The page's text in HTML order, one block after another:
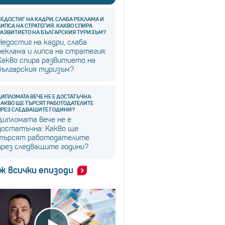
НА КАДРИ, СЛАБА РЕКЛАМА И
НА СТРАТЕГИЯ: КАКВО СПИРА
НА БЪЛГАРСКИЯ ТУРИЗЪМ?
на кадри, слаба
и липса на стратегия:
спира развитието на
туризъм?
ВЕЧЕ НЕ Е ДОСТАТЪЧНА:
ЩЕ ТЪРСЯТ РАБОТОДАТЕЛИТЕ
СЛЕДВАЩИТЕ ГОДИНИ?
вече не е
Какво ще
работодателите
следващите години?
всички епизоди